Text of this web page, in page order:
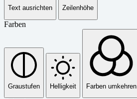
Text ausrichten Zeilenhöhe
Farben
Graustufen Helligkeit Farben umkehren